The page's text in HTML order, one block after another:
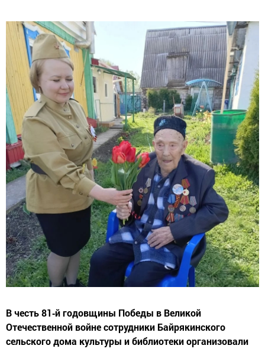
В честь 81‑й годовщины Победы в Великой
Отечественной войне сотрудники Байрякинского
сельского дома культуры и библиотеки организовали